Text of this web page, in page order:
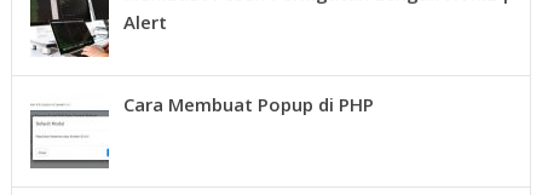
Alert
Cara Membuat Popup di PHP